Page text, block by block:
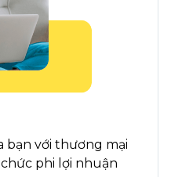
bạn với thương mại
phi lợi nhuận